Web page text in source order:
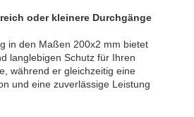
oder kleinere Durchgänge
in den Maßen 200x2 mm bietet
langlebigen Schutz für Ihren
während er gleichzeitig eine
und eine zuverlässige Leistung